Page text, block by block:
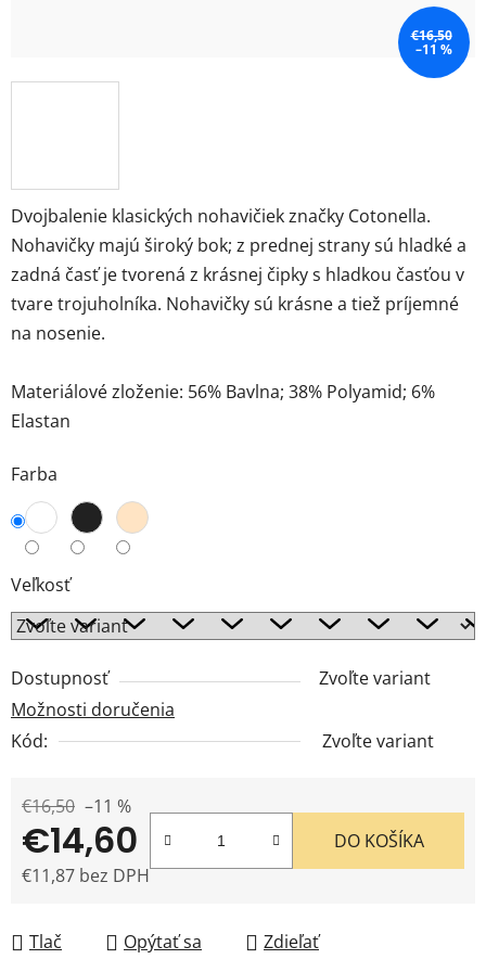
Dvojbalenie klasických nohavičiek značky Cotonella.
Nohavičky majú široký bok; z prednej strany sú hladké a
zadná časť je tvorená z krásnej čipky s hladkou časťou v
tvare trojuholníka. Nohavičky sú krásne a tiež príjemné
na nosenie.
Materiálové zloženie: 56% Bavlna; 38% Polyamid; 6%
Elastan
Farba
Veľkosť
Dostupnosť
Zvoľte variant
Možnosti doručenia
Kód:
Zvoľte variant
€16,50 –11 %
€14,60
€11,87 bez DPH
DO KOŠÍKA
Tlač Opýtať sa Zdieľať
€16,50
–11 %